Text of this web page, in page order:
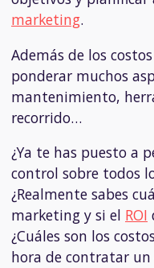
marketing.
Además de los
ponderar muchos
mantenimiento,
recorrido…
¿Ya te has puesto a
control sobre todos
¿Realmente sabes
marketing y si el ROI
¿Cuáles son los
hora de contratar